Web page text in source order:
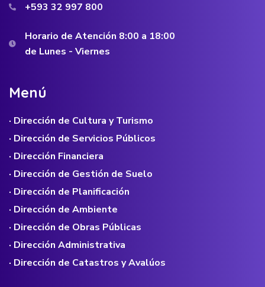
+593 32 997 800
Horario de Atención 8:00 a 18:00
de Lunes - Viernes
Menú
· Dirección de Cultura y Turismo
· Dirección de Servicios Públicos
· Dirección Financiera
· Dirección de Gestión de Suelo
· Dirección de Planificación
· Dirección de Ambiente
· Dirección de Obras Públicas
· Dirección Administrativa
· Dirección de Catastros y Avalúos